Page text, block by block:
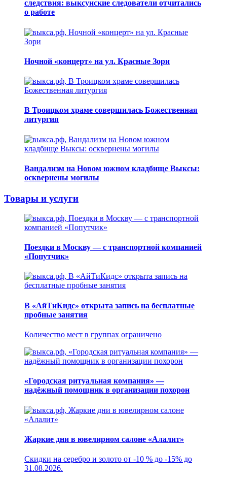
следствия: выксунские следователи отчитались
о работе
Ночной «концерт» на ул. Красные Зори
В Троицком храме совершилась Божественная
литургия
Вандализм на Новом южном кладбище Выксы:
осквернены могилы
Товары и услуги
Поездки в Москву — с транспортной компанией
«Попутчик»
В «АйТиКидс» открыта запись на бесплатные
пробные занятия
Количество мест в группах ограничено
«Городская ритуальная компания» —
надёжный помощник в организации похорон
Жаркие дни в ювелирном салоне «Алалит»
Скидки на серебро и золото от -10 % до -15% до
31.08.2026.